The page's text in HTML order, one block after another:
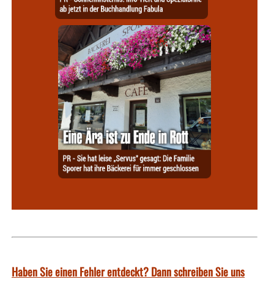
Haben Sie einen Fehler entdeckt? Dann schreiben Sie uns